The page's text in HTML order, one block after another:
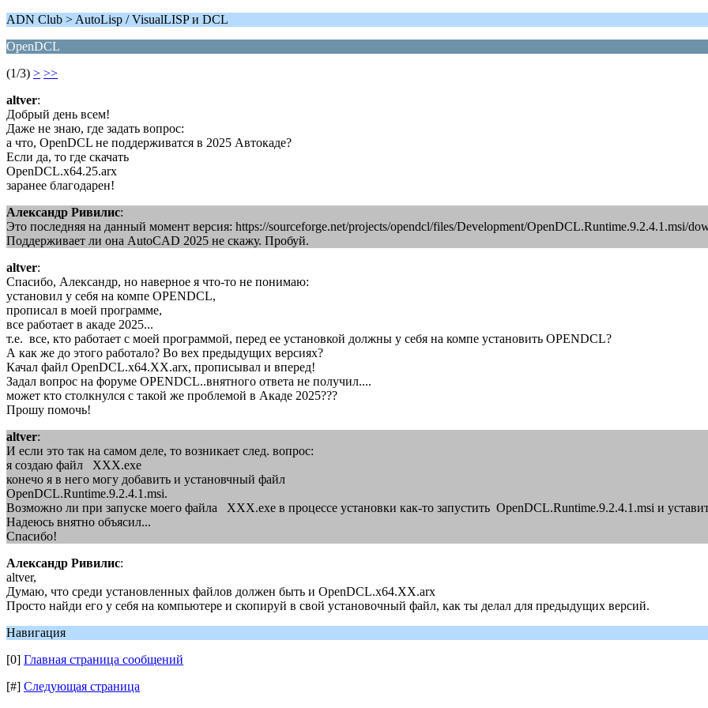
ADN Club > AutoLisp / VisualLISP и DCL
OpenDCL
(1/3) > >>
altver:
Добрый день всем!
Даже не знаю, где задать вопрос:
а что, OpenDCL не поддерживатся в 2025 Автокаде?
Если да, то где скачать
OpenDCL.x64.25.arx
заранее благодарен!
Александр Ривилис:
Это последняя на данный момент версия: https://sourceforge.net/projects/opendcl/files/Development/OpenDCL.Runtime.9.2.4.1.msi/
Поддерживает ли она AutoCAD 2025 не скажу. Пробуй.
altver:
Спасибо, Александр, но наверное я что-то не понимаю:
установил у себя на компе OPENDCL,
прописал в моей программе,
все работает в акаде 2025...
т.е. все, кто работает с моей программой, перед ее установкой должны у себя на компе установить OPENDCL?
А как же до этого работало? Во вех предыдущих версиях?
Качал файл OpenDCL.x64.ХХ.arx, прописывал и вперед!
Задал вопрос на форуме OPENDCL..внятного ответа не получил....
может кто столкнулся с такой же проблемой в Акаде 2025???
Прошу помочь!
altver:
И если это так на самом деле, то возникает след. вопрос:
я создаю файл ХХХ.ехе
конечо я в него могу добавить и установчный файл
OpenDCL.Runtime.9.2.4.1.msi.
Возможно ли при запуске моего файла ХХХ.ехе в процессе установки как-то запустить OpenDCL.Runtime.9.2.4.1.msi и
Надеюсь внятно объясил...
Спасибо!
Александр Ривилис:
altver,
Думаю, что среди установленных файлов должен быть и OpenDCL.x64.ХХ.arx
Просто найди его у себя на компьютере и скопируй в свой установочный файл, как ты делал для предыдущих версий.
Навигация
[0] Главная страница сообщений
[#] Следующая страница